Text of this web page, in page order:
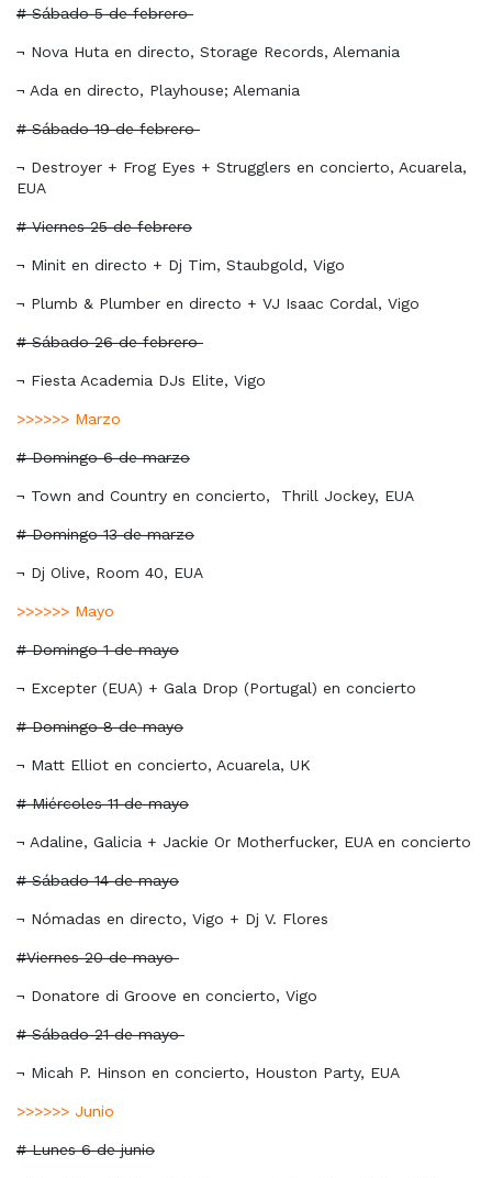
# Sábado 5 de febrero
¬ Nova Huta en directo, Storage Records, Alemania
¬ Ada en directo, Playhouse; Alemania
# Sábado 19 de febrero
¬ Destroyer + Frog Eyes + Strugglers en concierto, Acuarela,
EUA
# Viernes 25 de febrero
¬ Minit en directo + Dj Tim, Staubgold, Vigo
¬ Plumb & Plumber en directo + VJ Isaac Cordal, Vigo
# Sábado 26 de febrero
¬ Fiesta Academia DJs Elite, Vigo
>>>>>> Marzo
# Domingo 6 de marzo
¬ Town and Country en concierto, Thrill Jockey, EUA
# Domingo 13 de marzo
¬ Dj Olive, Room 40, EUA
>>>>>> Mayo
# Domingo 1 de mayo
¬ Excepter (EUA) + Gala Drop (Portugal) en concierto
# Domingo 8 de mayo
¬ Matt Elliot en concierto, Acuarela, UK
# Miércoles 11 de mayo
¬ Adaline, Galicia + Jackie Or Motherfucker, EUA en concierto
# Sábado 14 de mayo
¬ Nómadas en directo, Vigo + Dj V. Flores
#Viernes 20 de mayo
¬ Donatore di Groove en concierto, Vigo
# Sábado 21 de mayo
¬ Micah P. Hinson en concierto, Houston Party, EUA
>>>>>> Junio
# Lunes 6 de junio